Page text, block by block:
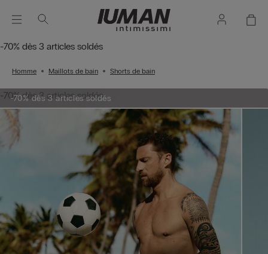
-70% dès 3 articles soldés
Homme Maillots de bain Shorts de bain
-70% dès 3 articles soldés
-70% dès 3 articles soldés